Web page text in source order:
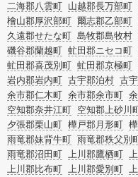
二海郡八雲町 山越郡長万部町
檜山郡厚沢部町 爾志郡乙部町
久遠郡せたな町 島牧郡島牧村
磯谷郡蘭越町 虻田郡ニセコ町
虻田郡喜茂別町 虻田郡京極町
岩内郡岩内町 古宇郡泊村 古
余市郡仁木町 余市郡余市町
空知郡奈井江町 空知郡上砂川
夕張郡栗山町 樺戸郡月形町
雨竜郡妹背牛町 雨竜郡秩父別
雨竜郡沼田町 上川郡鷹栖町
上川郡比布町 上川郡愛別町